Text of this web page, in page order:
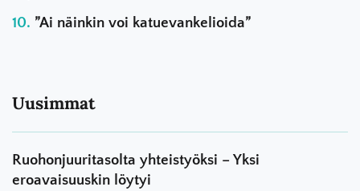
”Ai näinkin voi katuevankelioida”
Uusimmat
Ruohonjuuritasolta yhteistyöksi – Yksi
eroavaisuuskin löytyi